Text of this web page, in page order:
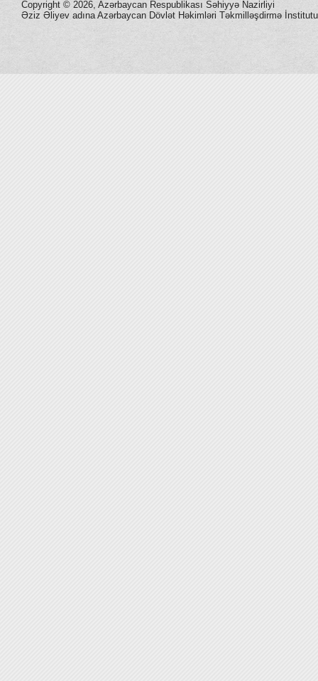
Copyright © 2026, Azərbaycan Respublikası Səhiyyə Nazirliyi
Əziz Əliyev adına Azərbaycan Dövlət Həkimləri Təkmilləşdirmə İnstitutu